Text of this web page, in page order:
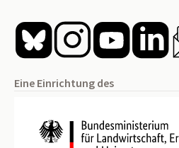
Eine Einrichtung des